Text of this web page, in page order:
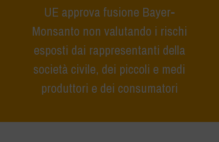
UE approva fusione Bayer-
Monsanto non valutando i rischi
esposti dai rappresentanti della
società civile, dei piccoli e medi
produttori e dei consumatori